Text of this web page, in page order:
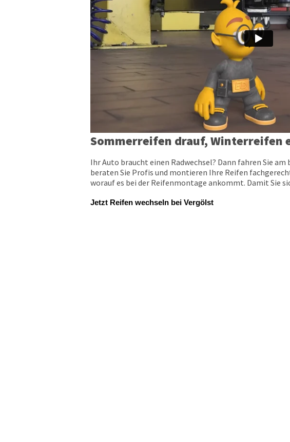
Sommerreifen drauf, Winterreifen
Ihr Auto braucht einen Radwechsel? Dann fahren Sie
beraten Sie Profis und montieren Ihre Reifen
worauf es bei der Reifenmontage ankommt. Damit Sie
Jetzt Reifen wechseln bei Vergölst